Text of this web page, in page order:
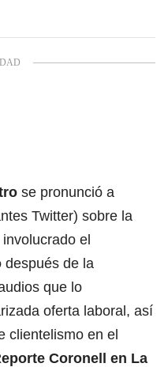
se pronunció a
Twitter) sobre la
el
después de la
que lo
oferta laboral, así
clientelismo en el
Coronell en La